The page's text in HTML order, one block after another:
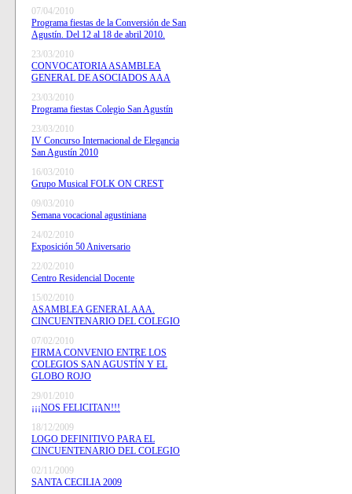
07/04/2010
Programa fiestas de la Conversión de San
Agustín. Del 12 al 18 de abril 2010.
23/03/2010
CONVOCATORIA ASAMBLEA
GENERAL DE ASOCIADOS AAA
23/03/2010
Programa fiestas Colegio San Agustín
23/03/2010
IV Concurso Internacional de Elegancia
San Agustín 2010
16/03/2010
Grupo Musical FOLK ON CREST
09/03/2010
Semana vocacional agustiniana
24/02/2010
Exposición 50 Aniversario
22/02/2010
Centro Residencial Docente
15/02/2010
ASAMBLEA GENERAL AAA.
CINCUENTENARIO DEL COLEGIO
07/02/2010
FIRMA CONVENIO ENTRE LOS
COLEGIOS SAN AGUSTÍN Y EL
GLOBO ROJO
29/01/2010
¡¡¡NOS FELICITAN!!!
18/12/2009
LOGO DEFINITIVO PARA EL
CINCUENTENARIO DEL COLEGIO
02/11/2009
SANTA CECILIA 2009